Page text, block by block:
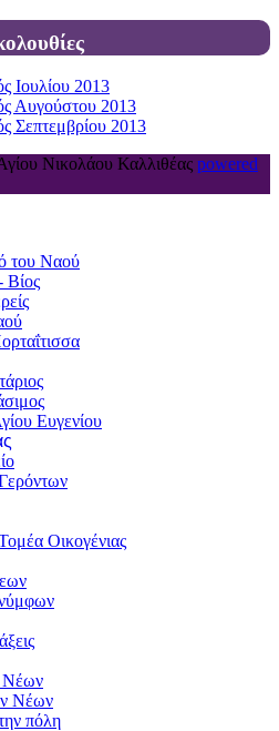
Ιουλίου 2013
Αυγούστου 2013
Σεπτεμβρίου 2013
Νικολάου Καλλιθέας powered
του Ναού
Βίος
Ευγενίου
Οικογένιας
Νέων
Νέων
πόλη